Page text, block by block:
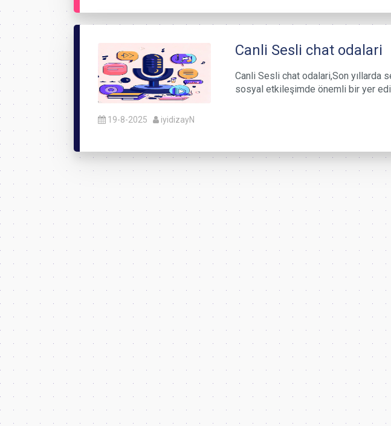
19-8-2025 iyidizayN
Canli Sesli chat odalari
Canli Sesli chat odalari,Son yıllarda
sosyal etkileşimde önemli bir yer